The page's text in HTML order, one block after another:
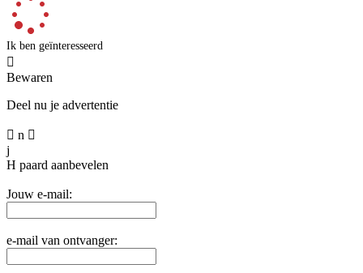
Ik ben geïnteresseerd

Bewaren
Deel nu je advertentie
 n 
j
H paard aanbevelen
Jouw e-mail:
e-mail van ontvanger: